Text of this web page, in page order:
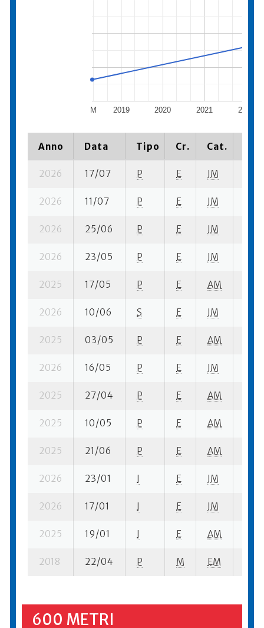
2019 2020 2021 2022
M
Anno Data Tipo Cr. Cat.
2026 17/07 P E JM
2026 11/07 P E JM
2026 25/06 P E JM
2026 23/05 P E JM
2025 17/05 P E AM
2026 10/06 S E JM
2025 03/05 P E AM
2026 16/05 P E JM
2025 27/04 P E AM
2025 10/05 P E AM
2025 21/06 P E AM
2026 23/01 I E JM
2026 17/01 I E JM
2025 19/01 I E AM
2018 22/04 P M EM
600 METRI